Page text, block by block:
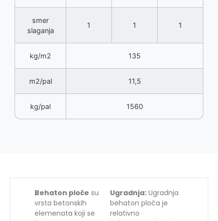
smer
slaganja
1 1 1
kg/m2 135
m2/pal 11,5
kg/pal 1560
Behaton ploče su
vrsta betonskih
elemenata koji se
Ugradnja: Ugradnja
behaton ploča je
relativno